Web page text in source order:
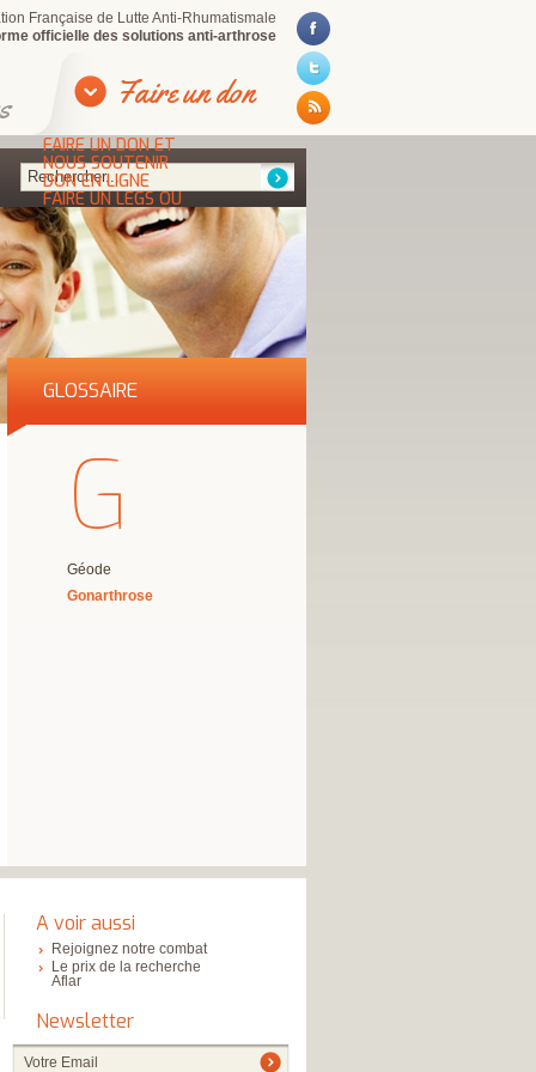
Française de Lutte Anti-Rhumatismale
officielle des solutions anti-arthrose
Faire un don
FAIRE UN DON ET
NOUS SOUTENIR
DON EN LIGNE
FAIRE UN LEGS OU
UNE DONATION
POURQUOI FAIRE UN
DON OU UN LEGS ?
DEVENIR BÉNÉVOLE
GLOSSAIRE
G
Géode
Gonarthrose
A voir aussi
Rejoignez notre combat
Le prix de la recherche
Aflar
Newsletter
Votre Email